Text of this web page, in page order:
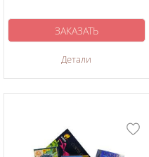
Детали
ЗАКАЗАТЬ